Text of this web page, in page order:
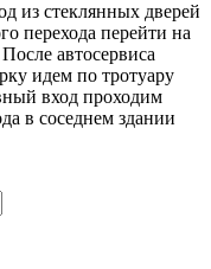
из стеклянных дверей
перехода перейти на
автосервиса
идем по тротуару
вход проходим
в соседнем здании